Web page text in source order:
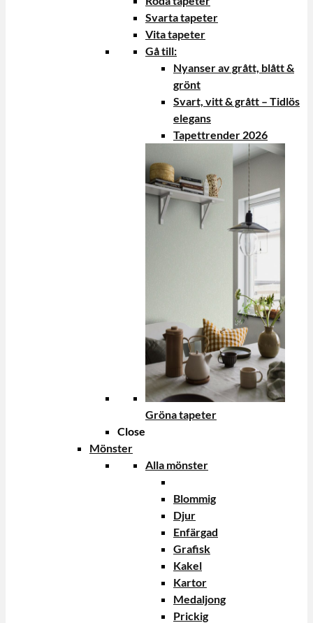
Svarta tapeter
Vita tapeter
Gå till:
Nyanser av grått, blått &
grönt
Svart, vitt & grått – Tidlös
elegans
Tapettrender 2026
Gröna tapeter
Close
Mönster
Alla mönster
Blommig
Djur
Enfärgad
Grafisk
Kakel
Kartor
Medaljong
Prickig